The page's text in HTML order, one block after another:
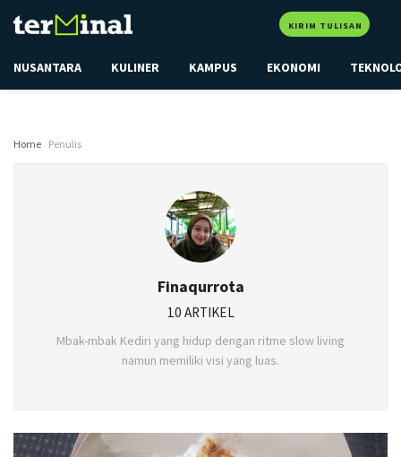
KIRIM TULISAN
NUSANTARA KULINER KAMPUS EKONOMI
Home Penulis
Finaqurrota
10 ARTIKEL
Mbak-mbak Kediri yang hidup dengan ritme slow living
namun memiliki visi yang luas.